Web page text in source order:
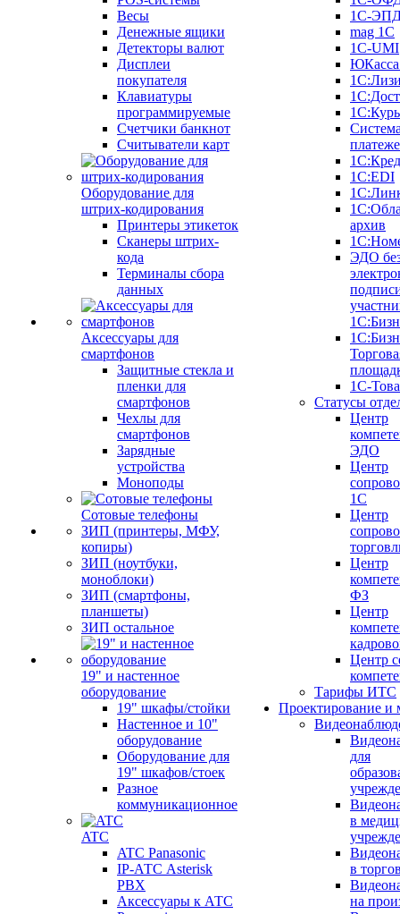
Весы
Денежные ящики
Детекторы валют
Дисплеи
покупателя
Клавиатуры
программируемые
Счетчики банкнот
Считыватели карт
Оборудование для
штрих-кодирования
Принтеры этикеток
Сканеры штрих-
кода
Терминалы сбора
данных
Аксессуары для
смартфонов
Защитные стекла и
пленки для
смартфонов
Чехлы для
смартфонов
Зарядные
устройства
Моноподы
Сотовые телефоны
ЗИП (принтеры, МФУ,
копиры)
ЗИП (ноутбуки,
моноблоки)
ЗИП (смартфоны,
планшеты)
ЗИП остальное
19" и настенное
оборудование
19" шкафы/стойки
Настенное и 10"
оборудование
Оборудование для
19" шкафов/стоек
Разное
коммуникационное
ATC
ATC Panasonic
IP-АТС Asterisk
PBX
Аксессуары к АТС
1С-
mag 1C
1C-UMI
1С:EDI
архив
ЭДО
1С-
Статусы
Центр
ЭДО
Центр
1С
Центр
Центр
ФЗ
Центр
Центр
Тарифы ИТС
Проектирование и
для
в
в
на